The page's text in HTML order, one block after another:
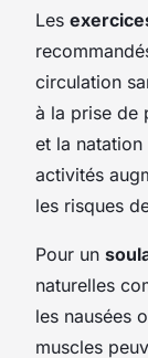
Les
circulation
à la prise de
et la
activités
les risques
Pour un
naturelles
les nausées
muscles